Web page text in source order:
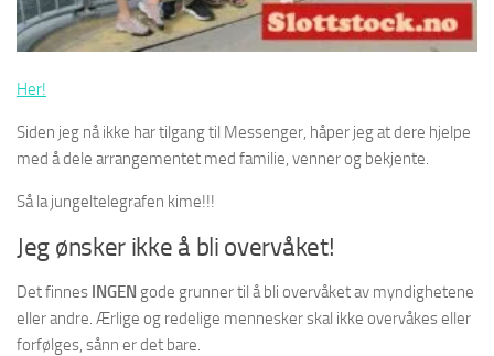
Her!
Siden jeg nå ikke har tilgang til Messenger, håper jeg at dere hjelpe
med å dele arrangementet med familie, venner og bekjente.
Så la jungeltelegrafen kime!!!
Jeg ønsker ikke å bli overvåket!
Det finnes INGEN gode grunner til å bli overvåket av myndighetene
eller andre. Ærlige og redelige mennesker skal ikke overvåkes eller
forfølges, sånn er det bare.